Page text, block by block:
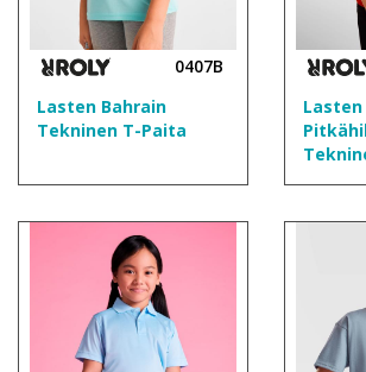
0407B
Lasten Bahrain
Tekninen T-Paita